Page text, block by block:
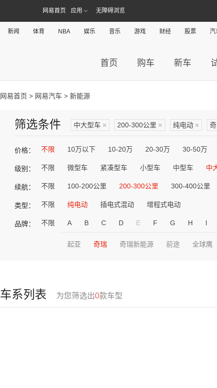
网易首页 应用 无障碍浏览
新闻 体育 NBA 娱乐 音乐 游戏 财经 股票 汽
首页 购车 新车
网易首页 > 网易汽车 > 新能源
筛选条件 中大型车 × 200-300公里 × 纯电动 ×
价格： 不限 10万以下 10-20万 20-30万 30-50万
级别： 不限 微型车 紧凑型车 小型车 中型车 中
续航： 不限 100-200公里 200-300公里 300-400公里
类型： 不限 纯电动 插电式混动 增程式电动
品牌： 不限 A B C D E F G H I
起亚 奇瑞 奇瑞新能源 前途 全球鹰
车系列表 为您筛选出0款车型